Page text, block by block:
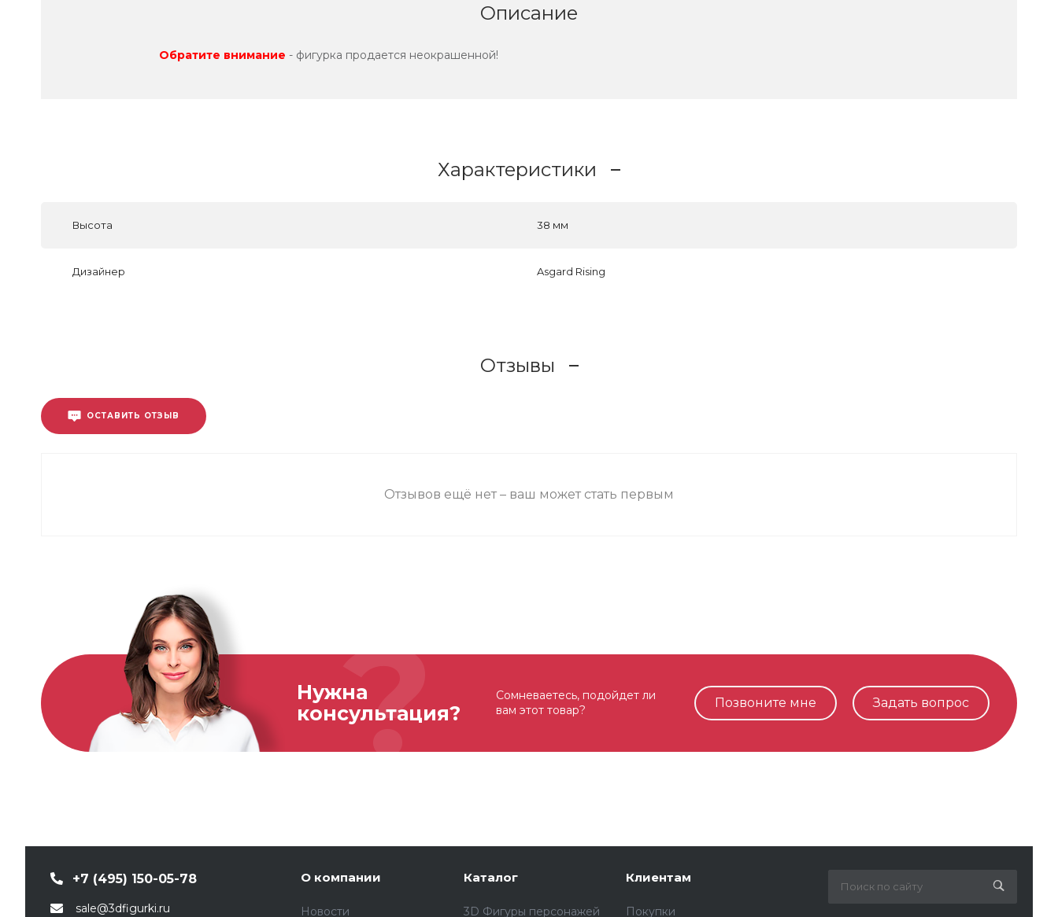
Описание
Обратите внимание - фигурка продается неокрашенной!
Характеристики
Высота 38 мм
Дизайнер Asgard Rising
Отзывы
ОСТАВИТЬ ОТЗЫВ
Отзывов ещё нет – ваш может стать первым
Нужна
консультация?
Сомневаетесь, подойдет ли
вам этот товар?
Позвоните мне Задать вопрос
+7 (495) 150-05-78
sale@3dfigurki.ru
О компании
Новости
Каталог
3D Фигуры персонажей
Клиентам
Покупки